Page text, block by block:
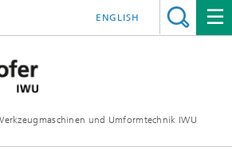
und Umformtechnik IWU
ENGLISH